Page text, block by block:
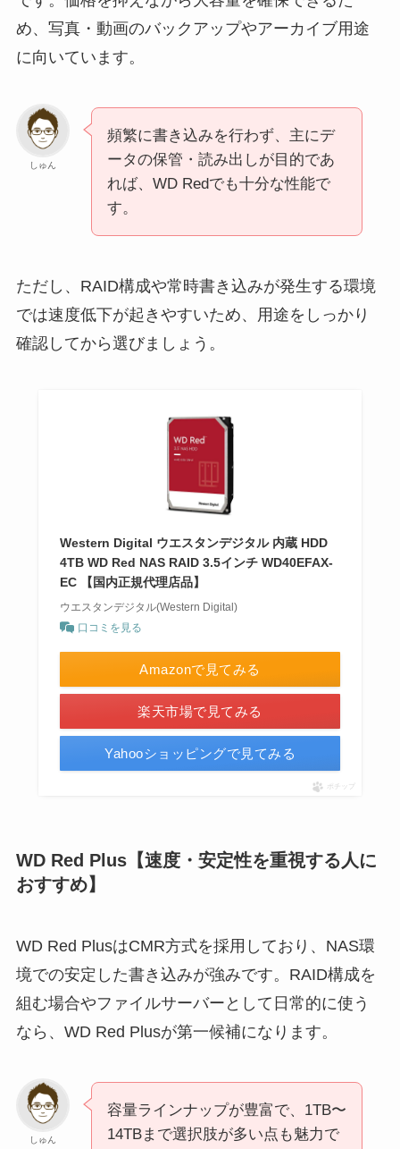
め、写真・動画のバックアップやアーカイブ用途
に向いています。
しゅん
頻繁に書き込みを行わず、主にデ
ータの保管・読み出しが目的であ
れば、WD Redでも十分な性能で
す。
ただし、RAID構成や常時書き込みが発生する環境
では速度低下が起きやすいため、用途をしっかり
確認してから選びましょう。
Western Digital ウエスタンデジタル 内蔵 HDD
4TB WD Red NAS RAID 3.5インチ WD40EFAX-
EC 【国内正規代理店品】
ウエスタンデジタル(Western Digital)
口コミを見る
Amazonで見てみる
楽天市場で見てみる
Yahooショッピングで見てみる
ポチップ
WD Red Plus【速度・安定性を重視する人に
おすすめ】
WD Red PlusはCMR方式を採用しており、NAS環
境での安定した書き込みが強みです。RAID構成を
組む場合やファイルサーバーとして日常的に使う
なら、WD Red Plusが第一候補になります。
しゅん
容量ラインナップが豊富で、1TB〜
14TBまで選択肢が多い点も魅力で